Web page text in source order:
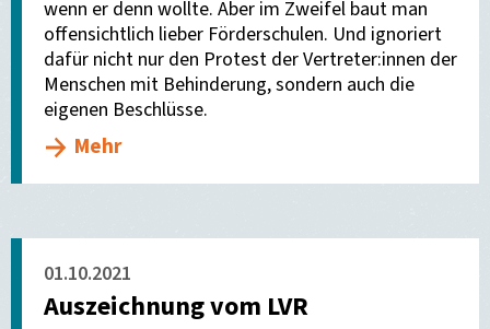
wenn er denn wollte. Aber im Zweifel baut man
offensichtlich lieber Förderschulen. Und ignoriert
dafür nicht nur den Protest der Vertreter:innen der
Menschen mit Behinderung, sondern auch die
eigenen Beschlüsse.
Mehr
01.10.2021
Auszeichnung vom LVR